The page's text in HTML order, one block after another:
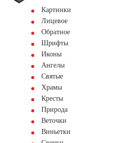
Картинки
Лицевое
Обратное
Шрифты
Иконы
Ангелы
Святые
Храмы
Кресты
Природа
Веточки
Виньетки